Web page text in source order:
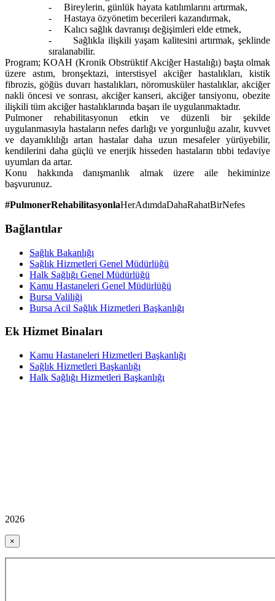
-
Bireylerin, günlük hayata katılımlarını artırmak,
-
Hastaya özyönetim becerileri kazandırmak,
-
Kalıcı sağlık davranışı değişimleri elde etmek,
-
Sağlıkla ilişkili yaşam kalitesini artırmak, şeklinde
sıralanabilir.
Program; KOAH (Kronik Obstrüktif Akciğer Hastalığı) başta olmak
üzere astım, bronşektazi, interstisyel akciğer hastalıkları, kistik
fibrozis, göğüs duvarı hastalıkları, nöromusküler hastalıklar, akciğer
nakli öncesi ve sonrası, akciğer kanseri, akciğer tansiyonu, obezite
ilişkili tüm akciğer hastalıklarında başarı ile uygulanmaktadır.
Pulmoner rehabilitasyonun etkin ve düzenli bir şekilde
uygulanmasıyla hastaların nefes darlığı ve yorgunluğu azalır, kuvvet
ve dayanıklılığı artan hastalar daha uzun mesafeler yürüyebilir,
kendilerini daha güçlü ve enerjik hisseden hastaların tıbbi tedaviye
uyumları da artar.
Konu hakkında danışmanlık almak üzere aile hekiminize
başvurunuz.
#PulmonerRehabilitasyonlaHerAdımdaDahaRahatBirNefes
Bağlantılar
Sağlık Bakanlığı
Sağlık Hizmetleri Genel Müdürlüğü
Halk Sağlığı Genel Müdürlüğü
Kamu Hastaneleri Genel Müdürlüğü
Bursa Valiliği
Bursa Acil Sağlık Hizmetleri Başkanlığı
Ek Hizmet Binaları
Kamu Hastaneleri Hizmetleri Başkanlığı
Sağlık Hizmetleri Başkanlığı
Halk Sağlığı Hizmetleri Başkanlığı
2026
×